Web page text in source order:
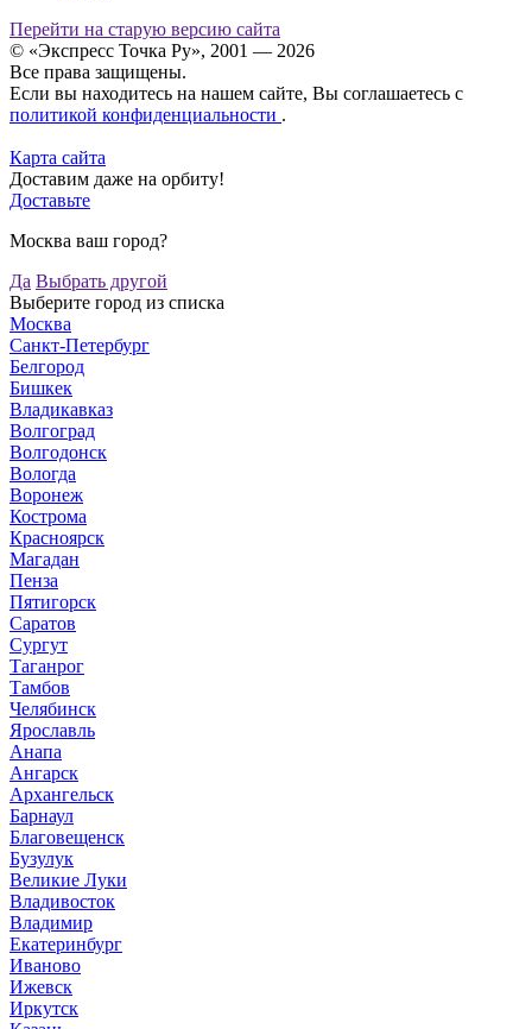
Перейти на старую версию сайта
© «Экспресс Точка Ру», 2001 — 2026
Все права защищены.
Если вы находитесь на нашем сайте, Вы соглашаетесь с
политикой конфиденциальности .
Карта сайта
Доставим даже на орбиту!
Доставьте
Москва ваш город?
Да Выбрать другой
Выберите город из списка
Москва
Санкт-Петербург
Белгород
Бишкек
Владикавказ
Волгоград
Волгодонск
Вологда
Воронеж
Кострома
Красноярск
Магадан
Пенза
Пятигорск
Саратов
Сургут
Таганрог
Тамбов
Челябинск
Ярославль
Анапа
Ангарск
Архангельск
Барнаул
Благовещенск
Бузулук
Великие Луки
Владивосток
Владимир
Екатеринбург
Иваново
Ижевск
Иркутск